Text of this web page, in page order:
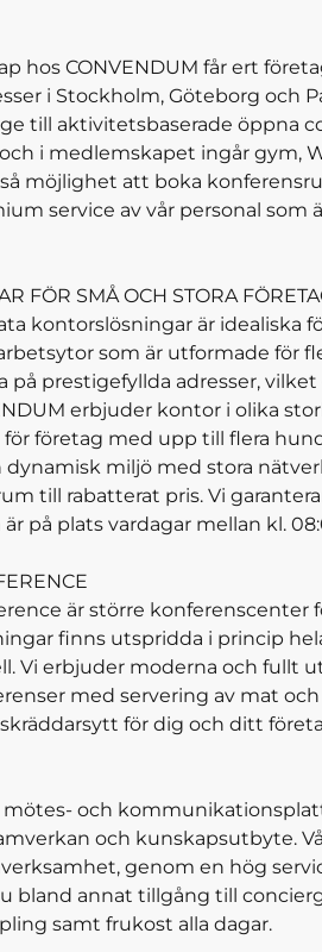
hos CONVENDUM får ert
i Stockholm, Göteborg och
till aktivitetsbaserade öppna
i medlemskapet ingår gym,
möjlighet att boka
service av vår personal som
FÖR SMÅ OCH STORA
kontorslösningar är idealiska
som är utformade för
på prestigefyllda adresser,
erbjuder kontor i olika
företag med upp till flera
dynamisk miljö med stora
till rabatterat pris. Vi
på plats vardagar mellan kl.
är större
finns utspridda i princip
Vi erbjuder moderna och fullt
med servering av mat
för dig och ditt
mötes- och
och kunskapsutbyte.
genom en hög
bland annat tillgång till
samt frukost alla dagar.